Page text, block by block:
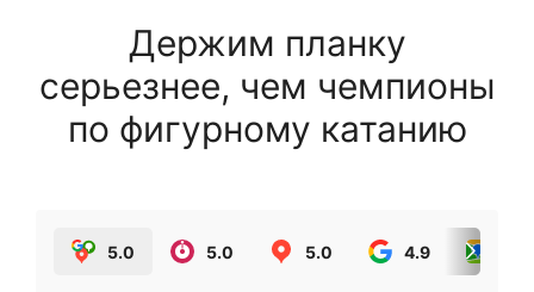
Держим планку
серьезнее, чем чемпионы
по фигурному катанию
5.0 5.0 5.0 4.9